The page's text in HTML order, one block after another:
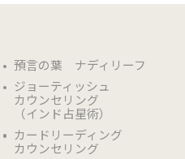
預言の葉 ナディリーフ
ジョーティッシュ
カウンセリング
（インド占星術）
カードリーディング
カウンセリング